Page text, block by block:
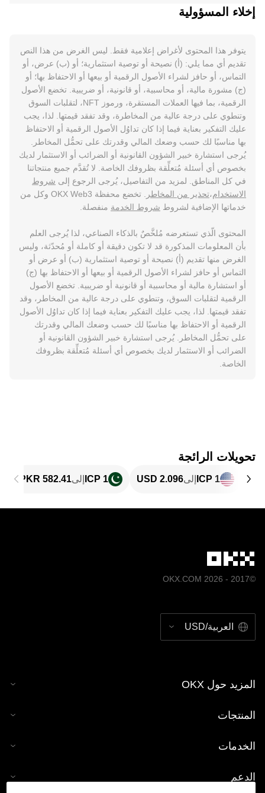
إخلاء المسؤولية
يتوفر هذا المحتوى لأغراض إعلامية فقط. ليس الغرض من هذا النص
تقديم أي مما يلي: (أ) نصيحة أو توصية استثمارية؛ أو (ب) عرض، أو
التماس، أو حافز لشراء الأصول الرقمية أو بيعها أو الاحتفاظ بها؛ أو
(ج) مشورة مالية، أو محاسبية، أو قانونية، أو ضريبية. تخضع الأصول
الرقمية، بما فيها العملات المستقرة، ورموز NFT، لتقلبات السوق
وتنطوي على درجة عالية من المخاطرة، وقد تفقد قيمتها. لذا، يجب
عليك التفكير بعناية فيما إذا كان تداوُل الأصول الرقمية أو الاحتفاظ
بها مناسبًا لك حسب وضعك المالي وقدرتك على تحمُّل المخاطر.
يُرجى استشارة خبير الشؤون القانونية أو الضرائب أو الاستثمار لديك
بخصوص أي أسئلة مُتعلِّقة بظروفك الخاصة. لا تُقدَّم جميع منتجاتنا
في كل المناطق. لمزيد من التفاصيل، يُرجى الرجوع إلى شروط
الاستخدام،تحذير من المخاطر
. تخضع محفظة OKX Web3 وكل من
خدماتها الإضافية لشروط شروط الخدمة منفصلة.
المحتوى الّذي تستعرضه مُلخَّصٌ بالذكاء الصناعي، لذا يُرجى العلم
بأن المعلومات المذكورة قد لا تكون دقيقة أو كاملة أو مُحدّثة، وليس
الغرض منها تقديم (أ) نصيحة أو توصية استثمارية (ب) أو عرض أو
التماس أو حافز لشراء الأصول الرقمية أو بيعها أو الاحتفاظ بها (ج)
أو استشارة مالية أو محاسبية أو قانونية أو ضريبية. تخضع الأصول
الرقمية لتقلبات السوق، وتنطوي على درجة عالية من المخاطر، وقد
تفقد قيمتها. لذا، يجب عليك التفكير بعناية فيما إذا كان تداوُل الأصول
الرقمية أو الاحتفاظ بها مناسبًا لك حسب وضعك المالي وقدرتك
على تحمُّل المخاطر. يُرجى استشارة خبير الشؤون القانونية أو
الضرائب أو الاستثمار لديك بخصوص أي أسئلة مُتعلِّقة بظروفك
الخاصة.
تحويلات الرائجة
1 ICP إلى 1 ICP إلى
©2017 - 2026 OKX.COM
العربية/USD
المزيد حول OKX
المنتجات
الخدمات
الدعم